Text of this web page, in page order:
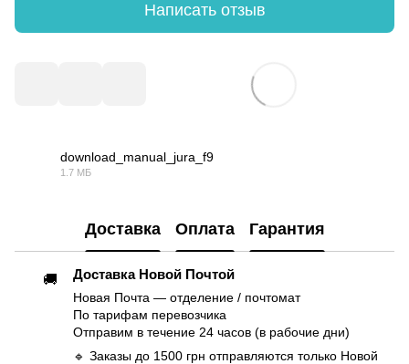
Написать отзыв
download_manual_jura_f9
1.7 МБ
Доставка Оплата Гарантия
🚚 Доставка Новой Почтой
Новая Почта — отделение / почтомат
По тарифам перевозчика
Отправим в течение 24 часов (в рабочие дни)
🔹 Заказы до 1500 грн отправляются только Новой